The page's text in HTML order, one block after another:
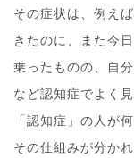
その症状は、例え
きたのに、また今
乗ったものの、自
など認知症でよく
「認知症」の人が
その仕組みが分か